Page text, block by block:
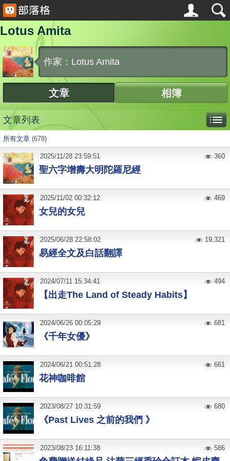
Lotus Amita
作家：Lotus Amita
文章 相簿
文章列表
所有文章 (678)
聖六字增壽大明陀羅尼經
2025/11/28 23:59:51 360
女兒的女兒
2025/11/02 00:32:12 469
易經全文及白話翻譯
2025/06/28 22:58:02 19,321
【出走The Land of Steady Habits】
2024/07/11 15:34:41 494
《千年女優》
2024/06/26 00:05:29 681
花神咖啡館
2024/06/21 00:51:28 661
《Past Lives 之前的我們 》
2023/08/27 10:31:59 680
2023/08/23 16:11:38 586